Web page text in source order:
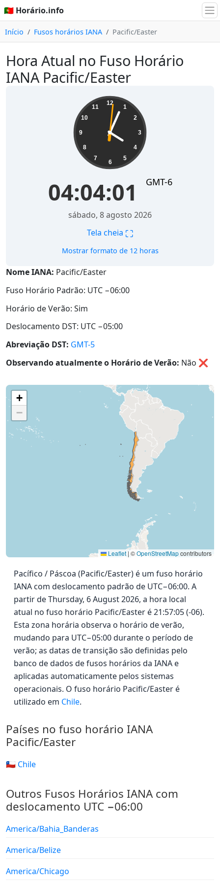
🇵🇹 Horário.info
Início Fusos horários IANA Pacific/Easter
Hora Atual no Fuso Horário
IANA Pacific/Easter
12
1
2
3
4
5
6
7
8
9
10
11
04:04:01 GMT-6
sábado, 8 agosto 2026
Tela cheia ⛶
Mostrar formato de 12 horas
Nome IANA: Pacific/Easter
Fuso Horário Padrão: UTC −06:00
Horário de Verão: Sim
Deslocamento DST: UTC −05:00
Abreviação DST: GMT-5
Observando atualmente o Horário de Verão: Não ❌
+
−
Leaflet | ©OpenStreetMapcontributors
Pacífico / Páscoa (Pacific/Easter) é um fuso horário
IANA com deslocamento padrão de UTC−06:00. A
partir de Thursday, 6 August 2026, a hora local
atual no fuso horário Pacific/Easter é 21:57:05 (-06).
Esta zona horária observa o horário de verão,
mudando para UTC−05:00 durante o período de
verão; as datas de transição são definidas pelo
banco de dados de fusos horários da IANA e
aplicadas automaticamente pelos sistemas
operacionais. O fuso horário Pacific/Easter é
utilizado em Chile.
Países no fuso horário IANA
Pacific/Easter
🇨🇱 Chile
Outros Fusos Horários IANA com
deslocamento UTC −06:00
America/Bahia_Banderas
America/Belize
America/Chicago